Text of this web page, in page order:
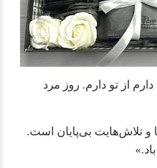
دارم از تو دارم. روز مرد
و تلاش‌هایت بی‌پایان است.